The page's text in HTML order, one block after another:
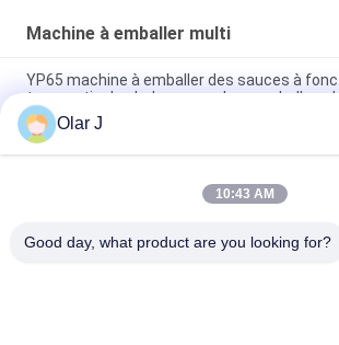
Machine à emballer multi
YP65 machine à emballer des sauces à
type vertical salade sauce glace emballage
La machine de soudage plastique normative
MP - 1526B/1518/1530/1532
Machine à emballer des granulés de type
Olar J
10:43 AM
Good day, what product are you looking for?